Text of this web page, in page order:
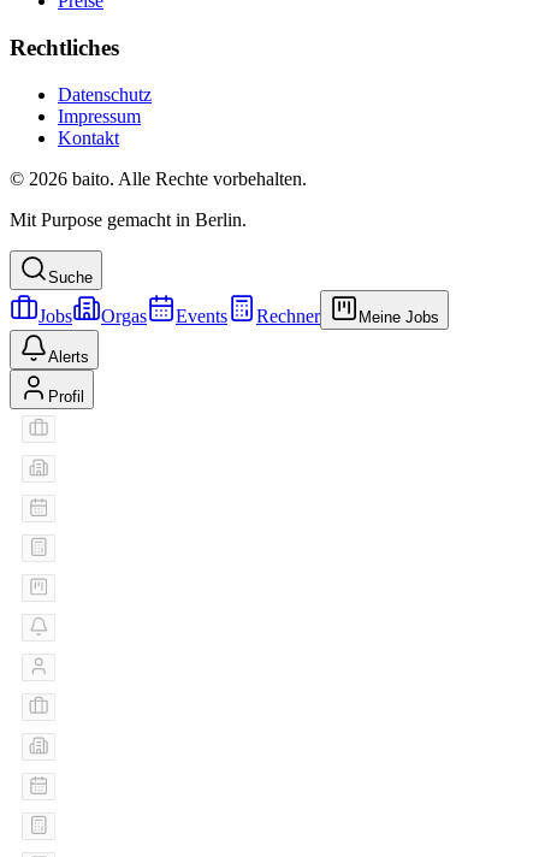
Rechtliches
Datenschutz
Impressum
Kontakt
© 2026 baito. Alle Rechte vorbehalten.
Mit Purpose gemacht in Berlin.
Suche
Jobs Orgas Events Rechner Meine Jobs
Alerts
Profil